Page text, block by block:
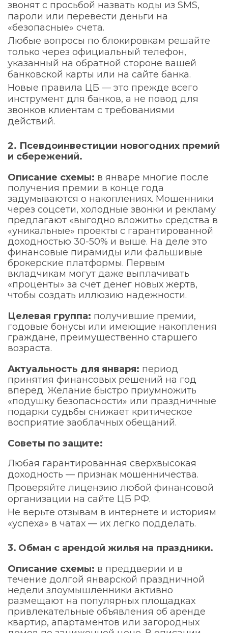
звонят с просьбой назвать коды из SMS,
пароли или перевести деньги на
«безопасные» счета.
Любые вопросы по блокировкам решайте
только через официальный телефон,
указанный на обратной стороне вашей
банковской карты или на сайте банка.
Новые правила ЦБ — это прежде всего
инструмент для банков, а не повод для
звонков клиентам с требованиями
действий.
2. Псевдоинвестиции новогодних премий
и сбережений.
Описание схемы: в январе многие после
получения премии в конце года
задумываются о накоплениях. Мошенники
через соцсети, холодные звонки и рекламу
предлагают «выгодно вложить» средства в
«уникальные» проекты с гарантированной
доходностью 30-50% и выше. На деле это
финансовые пирамиды или фальшивые
брокерские платформы. Первым
вкладчикам могут даже выплачивать
«проценты» за счет денег новых жертв,
чтобы создать иллюзию надежности.
Целевая группа: получившие премии,
годовые бонусы или имеющие накопления
граждане, преимущественно старшего
возраста.
Актуальность для января: период
принятия финансовых решений на год
вперед. Желание быстро приумножить
«подушку безопасности» или праздничные
подарки судьбы снижает критическое
восприятие заоблачных обещаний.
Советы по защите:
Любая гарантированная сверхвысокая
доходность — признак мошенничества.
Проверяйте лицензию любой финансовой
организации на сайте ЦБ РФ.
Не верьте отзывам в интернете и историям
«успеха» в чатах — их легко подделать.
3. Обман с арендой жилья на праздники.
Описание схемы: в преддверии и в
течение долгой январской праздничной
недели злоумышленники активно
размещают на популярных площадках
привлекательные объявления об аренде
квартир, апартаментов или загородных